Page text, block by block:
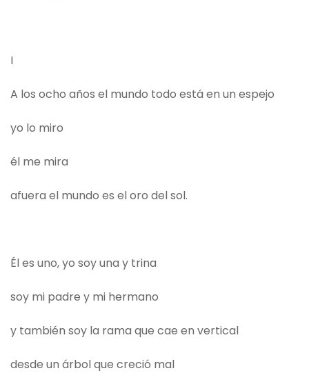
I
A los ocho años el mundo todo está en un espejo
yo lo miro
él me mira
afuera el mundo es el oro del sol.
Él es uno, yo soy una y trina
soy mi padre y mi hermano
y también soy la rama que cae en vertical
desde un árbol que creció mal